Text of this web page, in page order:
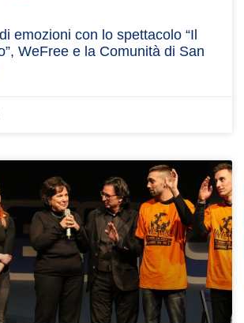
emozioni con lo spettacolo “Il
WeFree e la Comunità di San